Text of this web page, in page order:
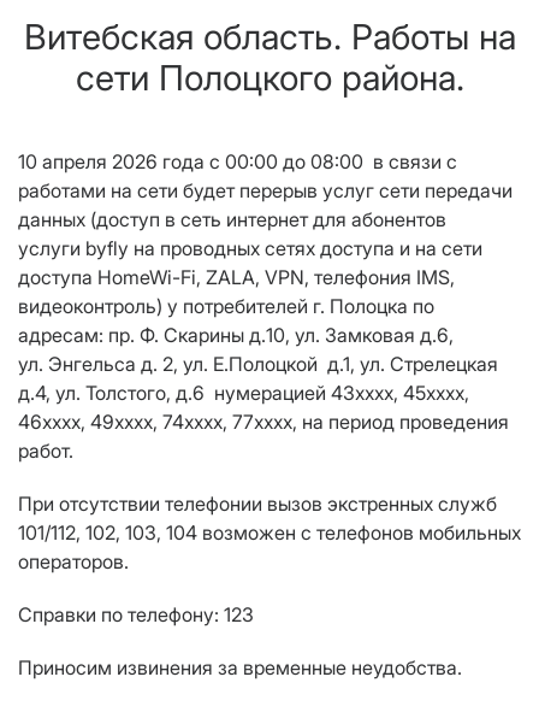
Витебская область. Работы на
сети Полоцкого района.
10 апреля 2026 года с 00:00 до 08:00 в связи с
работами на сети будет перерыв услуг сети передачи
данных (доступ в сеть интернет для абонентов
услуги byfly на проводных сетях доступа и на сети
доступа HomeWi-Fi, ZALA, VPN, телефония IMS,
видеоконтроль) у потребителей г. Полоцка по
адресам: пр. Ф. Скарины д.10, ул. Замковая д.6,
ул. Энгельса д. 2, ул. Е.Полоцкой д.1, ул. Стрелецкая
д.4, ул. Толстого, д.6 нумерацией 43хххх, 45хххх,
46хххх, 49хххх, 74хххх, 77хххх, на период проведения
работ.
При отсутствии телефонии вызов экстренных служб
101/112, 102, 103, 104 возможен с телефонов мобильных
операторов.
Справки по телефону: 123
Приносим извинения за временные неудобства.